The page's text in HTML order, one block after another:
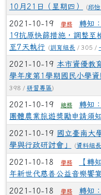
10月21日（星期四）
(邱
2021-10-19 學務
轉知
19抗原快篩措施，調整至
至7天執行
(訓育組長 / 305 /
2021-10-19 本市資優教
學年度第1學期國民小學
398 / 研習專區)
2021-10-19 總務
轉知
團體農業旅遊獎勵申請須
2021-10-19 國立臺南大
學與行政研討會」
(資料組長
2021-10-18 學務
【轉
年新世代慈善公益音樂饗
2021-10-18 學務
轉知